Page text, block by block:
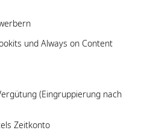
und Always on Content
(Eingruppierung nach
Zeitkonto